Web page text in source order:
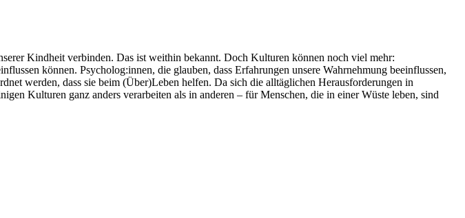
Kindheit verbinden. Das ist weithin bekannt. Doch Kulturen können noch viel mehr:
können. Psycholog:innen, die glauben, dass Erfahrungen unsere Wahrnehmung beeinflussen,
werden, dass sie beim (Über)Leben helfen. Da sich die alltäglichen Herausforderungen in
Kulturen ganz anders verarbeiten als in anderen – für Menschen, die in einer Wüste leben, sind